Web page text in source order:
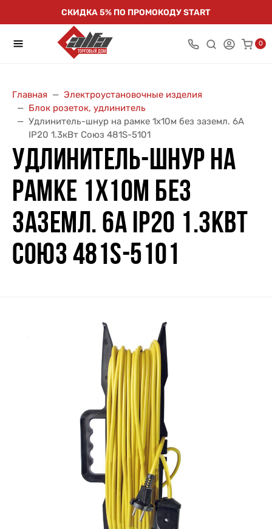
СКИДКА 5% ПО ПРОМОКОДУ START
0
Главная
Электроустановочные изделия
Блок розеток, удлинитель
Удлинитель-шнур на рамке 1х10м без заземл. 6А
IP20 1.3кВт Союз 481S-5101
УДЛИНИТЕЛЬ-ШНУР НА
РАМКЕ 1Х10М БЕЗ
ЗАЗЕМЛ. 6А IP20 1.3КВТ
СОЮЗ 481S-5101